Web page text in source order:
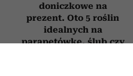
doniczkowe na
prezent. Oto 5 roślin
idealnych na
parapetówkę, ślub czy